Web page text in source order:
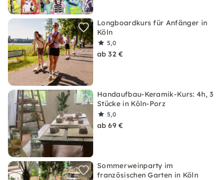
Longboardkurs für Anfänger in
Köln
5,0
ab 32 €
Handaufbau-Keramik-Kurs: 4h, 3
Stücke in Köln-Porz
5,0
ab 69 €
Sommerweinparty im
französischen Garten in Köln